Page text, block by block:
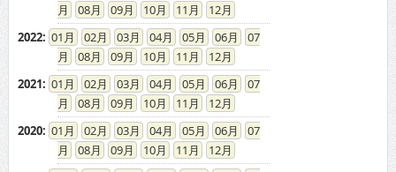
08
09 10 11
12
2022: 01 02 03 04 05 06
07
08
09 10 11
12
2021: 01 02 03 04 05 06
07
08
09 10 11
12
2020: 01 02 03 04 05 06
07
08
09 10 11
12